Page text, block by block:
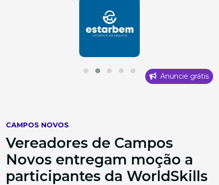
Anuncie grátis
CAMPOS NOVOS
Vereadores de Campos
Novos entregam moção a
participantes da WorldSkills